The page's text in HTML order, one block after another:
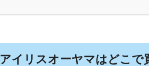
アイリスオーヤマはどこで